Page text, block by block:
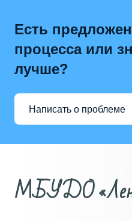
Есть
процесса или
лучше?
Написать о проблеме
МБУДО